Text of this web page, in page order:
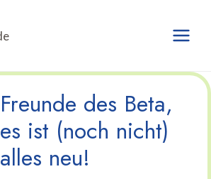
Freunde des Beta,
es ist (noch nicht)
alles neu!